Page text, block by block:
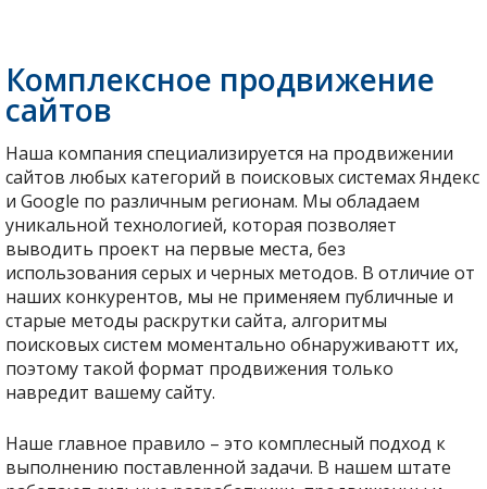
Комплексное продвижение
сайтов
Наша компания специализируется на продвижении
сайтов любых категорий в поисковых системах Яндекс
и Google по различным регионам. Мы обладаем
уникальной технологией, которая позволяет
выводить проект на первые места, без
использования серых и черных методов. В отличие от
наших конкурентов, мы не применяем публичные и
старые методы раскрутки сайта, алгоритмы
поисковых систем моментально обнаруживаютт их,
поэтому такой формат продвижения только
навредит вашему сайту.
Наше главное правило – это комплесный подход к
выполнению поставленной задачи. В нашем штате